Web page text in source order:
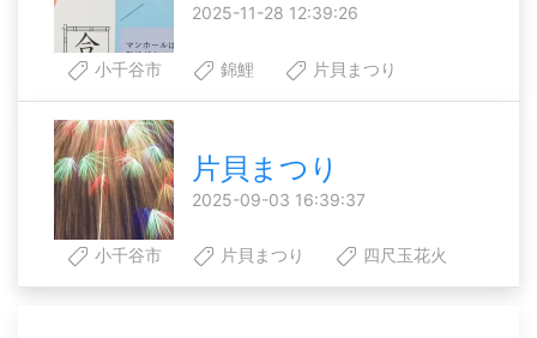
2025-11-28 12:39:26
小千谷市 錦鯉 片貝まつり
片貝まつり
2025-09-03 16:39:37
小千谷市 片貝まつり 四尺玉花火